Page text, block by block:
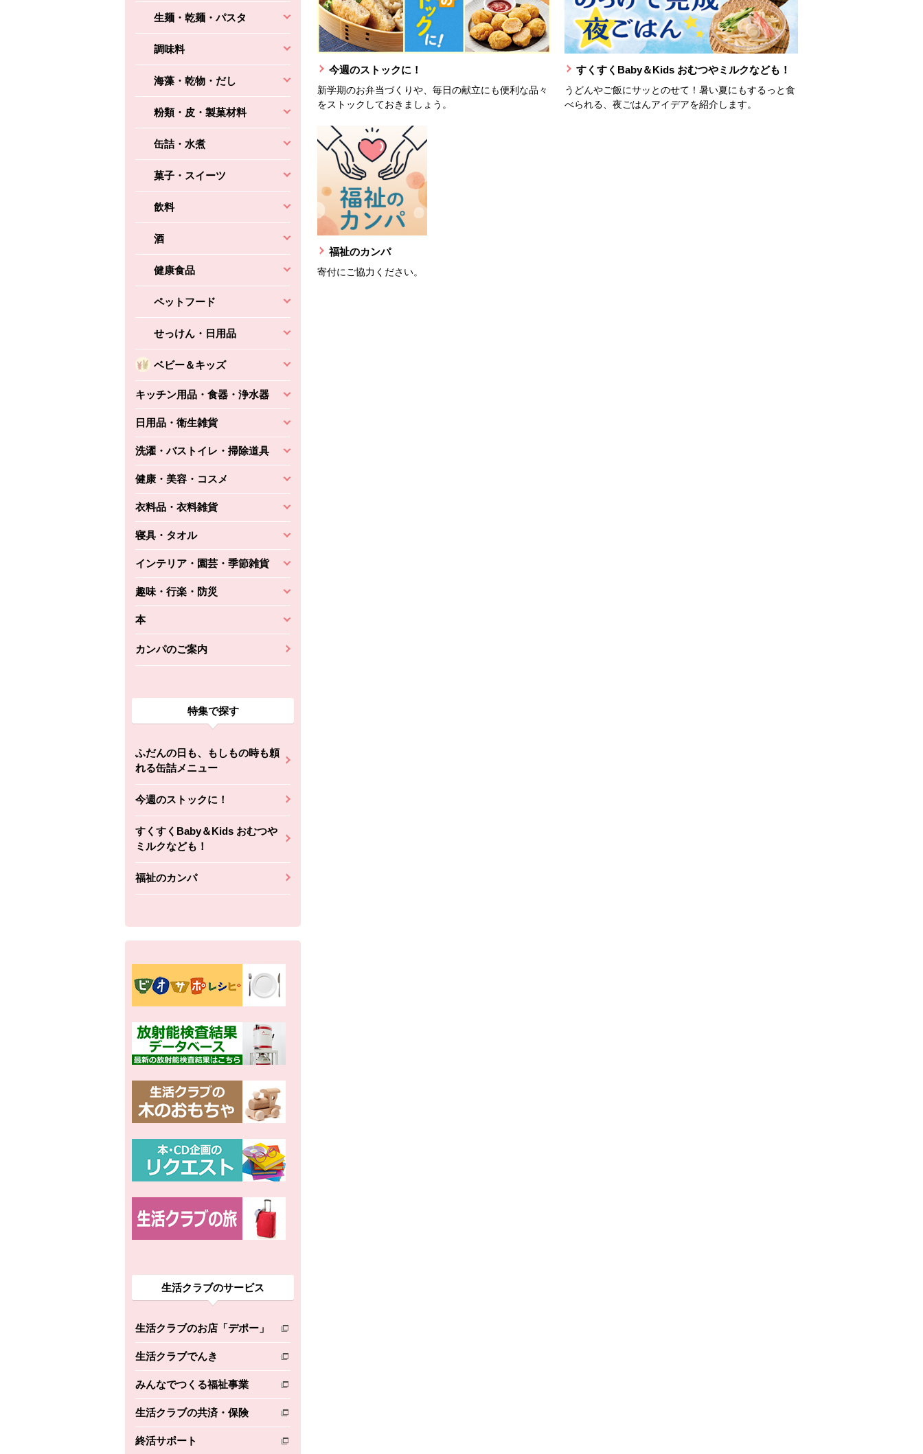
生麺・乾麺・パスタ
調味料
海藻・乾物・だし
粉類・皮・製菓材料
缶詰・水煮
菓子・スイーツ
飲料
酒
健康食品
ペットフード
せっけん・日用品
ベビー＆キッズ
キッチン用品・食器・浄水器
日用品・衛生雑貨
洗濯・バストイレ・掃除道具
健康・美容・コスメ
衣料品・衣料雑貨
寝具・タオル
インテリア・園芸・季節雑貨
趣味・行楽・防災
本
カンパのご案内
特集で探す
ふだんの日も、もしもの時も頼
れる缶詰メニュー
今週のストックに！
すくすくBaby＆Kids おむつや
ミルクなども！
福祉のカンパ
生活クラブのサービス
生活クラブのお店「デポー」
別のウィンドウで開きます。
生活クラブでんき
別のウィンドウで開きます。
みんなでつくる福祉事業
別のウィンドウで開きます。
生活クラブの共済・保険
別のウィンドウで開きます。
終活サポート
別のウィンドウで開きます。
今週のストックに！
新学期のお弁当づくりや、毎日の献立にも便利な品々
をストックしておきましょう。
すくすくBaby＆Kids おむつやミルクなども！
うどんやご飯にサッとのせて！暑い夏にもするっと食
べられる、夜ごはんアイデアを紹介します。
福祉のカンパ
寄付にご協力ください。